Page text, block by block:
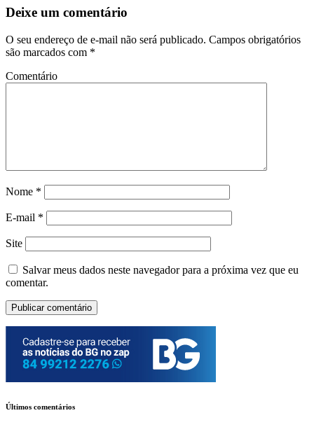
Deixe um comentário
O seu endereço de e-mail não será publicado. Campos obrigatórios
são marcados com *
Comentário
Nome *
E-mail *
Site
Salvar meus dados neste navegador para a próxima vez que eu
comentar.
Últimos comentários